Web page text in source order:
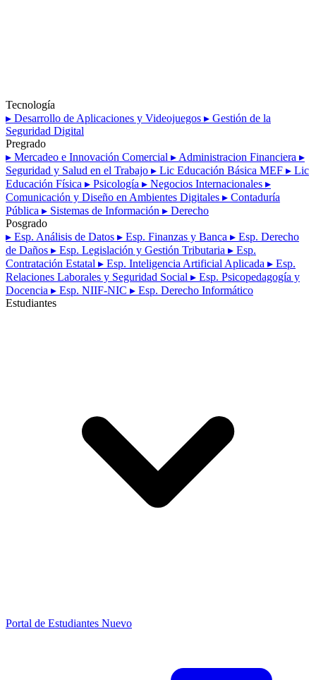
Tecnología
▸ Desarrollo de Aplicaciones y Videojuegos ▸ Gestión de la
Seguridad Digital
Pregrado
▸ Mercadeo e Innovación Comercial ▸ Administracion Financiera ▸
Seguridad y Salud en el Trabajo ▸ Lic Educación Básica MEF ▸ Lic
Educación Física ▸ Psicología ▸ Negocios Internacionales ▸
Comunicación y Diseño en Ambientes Digitales ▸ Contaduría
Pública ▸ Sistemas de Información ▸ Derecho
Posgrado
▸ Esp. Análisis de Datos ▸ Esp. Finanzas y Banca ▸ Esp. Derecho
de Daños ▸ Esp. Legislación y Gestión Tributaria ▸ Esp.
Contratación Estatal ▸ Esp. Inteligencia Artificial Aplicada ▸ Esp.
Relaciones Laborales y Seguridad Social ▸ Esp. Psicopedagogía y
Docencia ▸ Esp. NIIF-NIC ▸ Esp. Derecho Informático
Estudiantes
Portal de Estudiantes Nuevo